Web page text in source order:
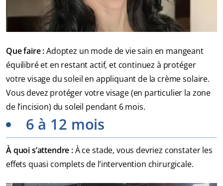
Que faire :Adoptez un mode de vie sain en mangeant
équilibré et en restant actif, et continuez à protéger
votre visage du soleil en appliquant de la crème solaire.
Vous devez protéger votre visage (en particulier la zone
de l’incision) du soleil pendant 6 mois.
6 à 12 mois
À quoi s’attendre :À ce stade, vous devriez constater les
effets quasi complets de l’intervention chirurgicale.